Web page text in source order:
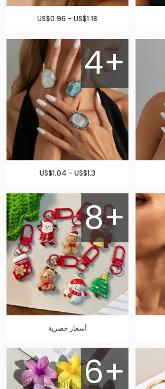
US$0.96 - US$1.18
4+
US$1.04 - US$1.3
8+
أسعار حصرية
6+